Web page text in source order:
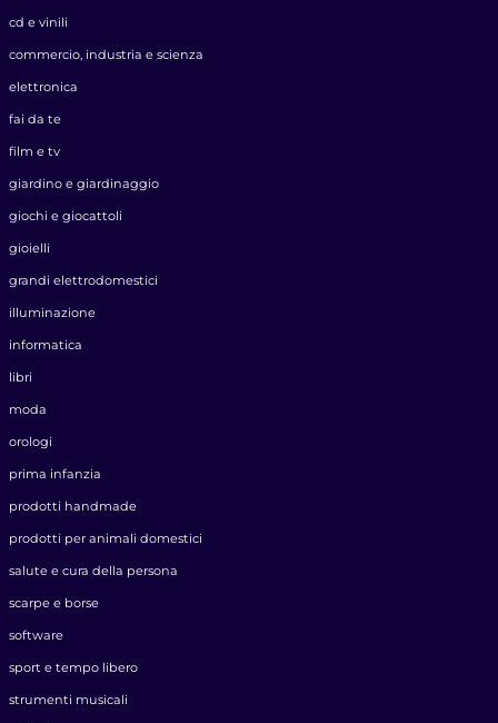
cd e vinili
commercio, industria e scienza
elettronica
fai da te
film e tv
giardino e giardinaggio
giochi e giocattoli
gioielli
grandi elettrodomestici
illuminazione
informatica
libri
moda
orologi
prima infanzia
prodotti handmade
prodotti per animali domestici
salute e cura della persona
scarpe e borse
software
sport e tempo libero
strumenti musicali